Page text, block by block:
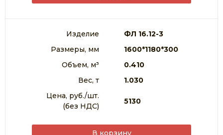
Изделие
ФЛ 16.12-3
Размеры, мм
1600*1180*300
Объем, м³
0.410
Вес, т
1.030
Цена, руб./шт.
(без НДС)
5130
В корзину